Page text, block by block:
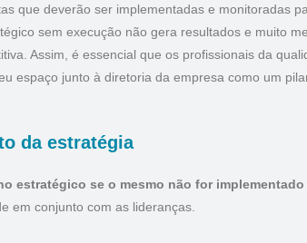
que deverão ser implementadas e monitoradas
sem execução não gera resultados e muito
Assim, é essencial que os profissionais da
espaço junto à diretoria da empresa como um
da estratégia
estratégico se o mesmo não for
em conjunto com as lideranças.